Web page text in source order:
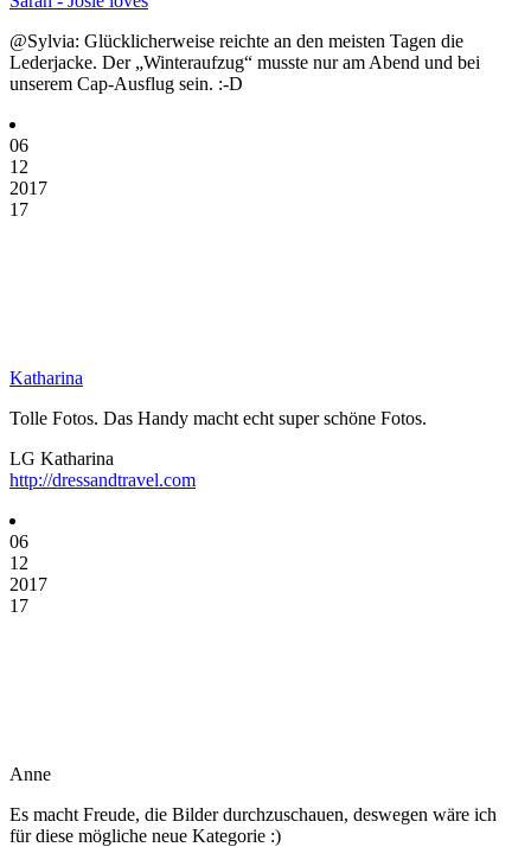
@Sylvia: Glücklicherweise reichte an den meisten Tagen die
Lederjacke. Der „Winteraufzug“ musste nur am Abend und bei
unserem Cap-Ausflug sein. :-D
06
12
2017
17
Katharina
Tolle Fotos. Das Handy macht echt super schöne Fotos.
LG Katharina
http://dressandtravel.com
06
12
2017
17
Anne
Es macht Freude, die Bilder durchzuschauen, deswegen wäre ich
für diese mögliche neue Kategorie :)